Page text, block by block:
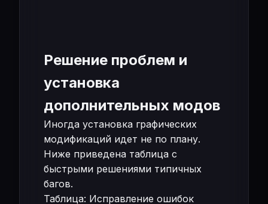
Решение проблем и
установка
дополнительных модов
Иногда установка графических
модификаций идет не по плану.
Ниже приведена таблица с
быстрыми решениями типичных
багов.
Таблица: Исправление ошибок